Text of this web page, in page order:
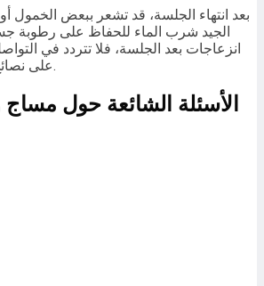
بعد انتهاء الجلسة، قد تشعر ببعض الخمول
الجيد شرب الماء للحفاظ على رطوبة
انزعاجات بعد الجلسة، فلا تتردد في
على نصائح حول الرعاية اللاحقة.
الأسئلة الشائعة حول مساج